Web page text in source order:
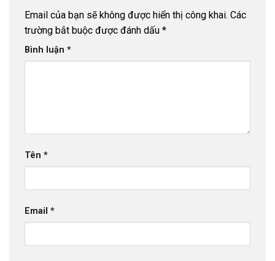
Email của bạn sẽ không được hiển thị công khai. Các
trường bắt buộc được đánh dấu *
Bình luận *
Tên *
Email *